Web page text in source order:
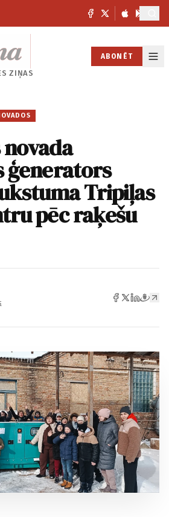
ZIŅAS
ABONĒT
ģenerators
Tripiļas
pēc raķešu